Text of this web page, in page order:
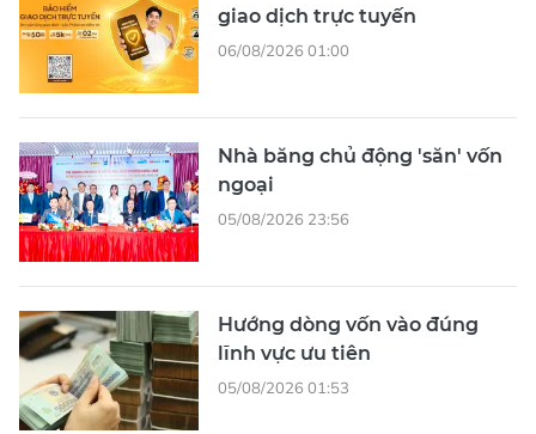
giao dịch trực tuyến
06/08/2026 01:00
Nhà băng chủ động 'săn' vốn
ngoại
05/08/2026 23:56
Hướng dòng vốn vào đúng
lĩnh vực ưu tiên
05/08/2026 01:53